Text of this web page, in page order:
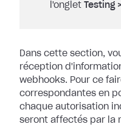
l'onglet
Testing >
Dans cette section,
réception
webhooks. Pour ce
correspondantes en
chaque autorisation
seront affectés par la